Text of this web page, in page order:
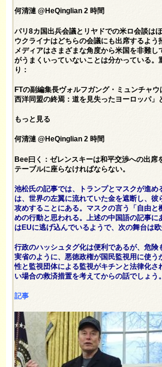
何清漣 @HeQinglian 2 時間
パリ8カ国出兵会議とリヤドでの米ロ会談は
ウクライナはどちらの会議にも出席するよう
メディアはさまざまな角度から米国を非難
がうまくいっていないことは分かっている。
り：
FTの副編集長ヴォルフガング・ミュンチャ
西洋同盟の終焉：道を見失ったヨーロッパ」
もっと見る
何清漣 @HeQinglian 2 時間
Bee曰く：ゼレンスキーは和平交渉への出席
テーブルに座らなければならない。
池松氏の記事では、トランプとマスクが進め
は、世界の左翼に流れていた金を遮断し、彼
攻めすることにある。マスクの言う「自由と
めの行動と思われる。上述の中国語の記事に
はEUに逃げ込んでいるようで、次の舞台は欧
行政のハッシュタグ化は便利であるが、危険
実省のように、悪徳政権が国民監視用に使う
性と監視団体による監視がキチンと法律化さ
い場合の救済措置を考えてからの話でしょう。
記事